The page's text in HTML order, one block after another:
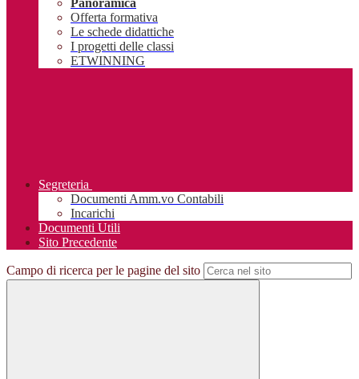
Panoramica
Offerta formativa
Le schede didattiche
I progetti delle classi
ETWINNING
Segreteria
Documenti Amm.vo Contabili
Incarichi
Documenti Utili
Sito Precedente
Campo di ricerca per le pagine del sito